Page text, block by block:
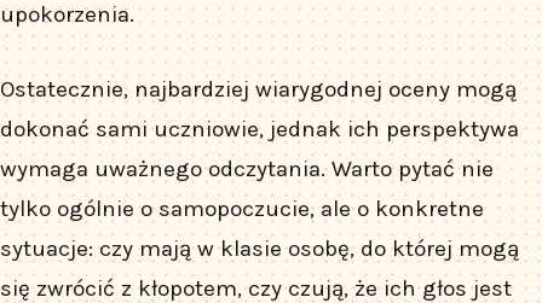
upokorzenia.
Ostatecznie, najbardziej wiarygodnej oceny mogą
dokonać sami uczniowie, jednak ich perspektywa
wymaga uważnego odczytania. Warto pytać nie
tylko ogólnie o samopoczucie, ale o konkretne
sytuacje: czy mają w klasie osobę, do której mogą
się zwrócić z kłopotem, czy czują, że ich głos jest